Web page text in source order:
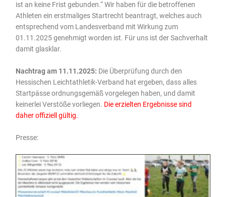
ist an keine Frist gebunden.“ Wir haben für die betroffenen
Athleten ein erstmaliges Startrecht beantragt, welches auch
entsprechend vom Landesverband mit Wirkung zum
01.11.2025 genehmigt worden ist. Für uns ist der Sachverhalt
damit glasklar.
Nachtrag am 11.11.2025: Die Überprüfung durch den
Hessischen Leichtathletik-Verband hat ergeben, dass alles
Startpässe ordnungsgemäß vorgelegen haben, und damit
keinerlei Verstöße vorliegen. Die erzielten Ergebnisse sind
daher offiziell gültig.
Presse: